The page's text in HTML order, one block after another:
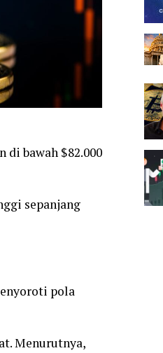
di bawah $82.000
sepanjang
pola
Menurutnya,